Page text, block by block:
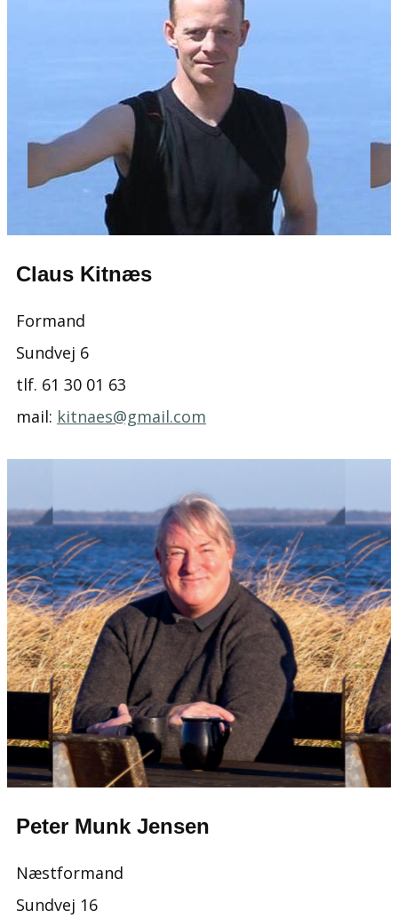
Claus Kitnæs
Formand
Sundvej 6
tlf. ​61 30 01 63
mail: kitnaes@gmail.com
Peter Munk Jensen
Næstformand
Sundvej 16